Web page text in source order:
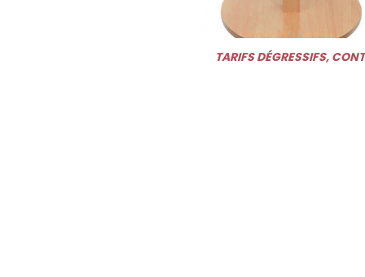
TARIFS DÉGRESSIFS,